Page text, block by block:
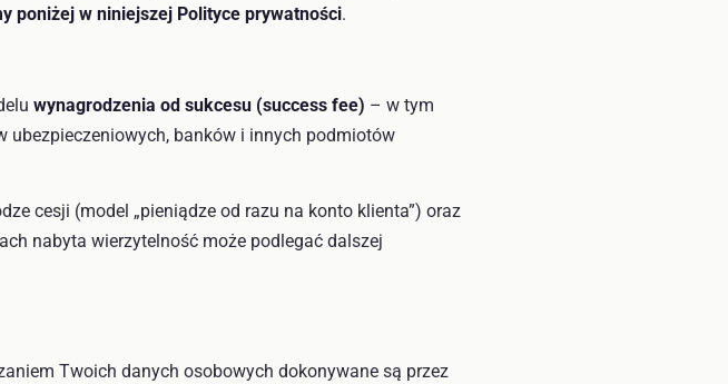
poniżej w niniejszej Polityce prywatności.
wynagrodzenia od sukcesu (success fee) – w tym
ubezpieczeniowych, banków i innych podmiotów
cesji (model „pieniądze od razu na konto klienta”) oraz
nabyta wierzytelność może podlegać dalszej
Twoich danych osobowych dokonywane są przez